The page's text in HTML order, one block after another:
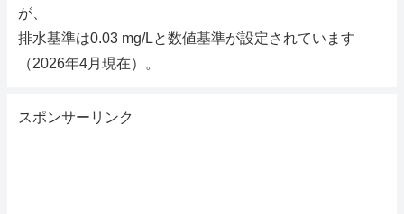
が、
排水基準は0.03 mg/Lと数値基準が設定されています
（2026年4月現在）。
スポンサーリンク